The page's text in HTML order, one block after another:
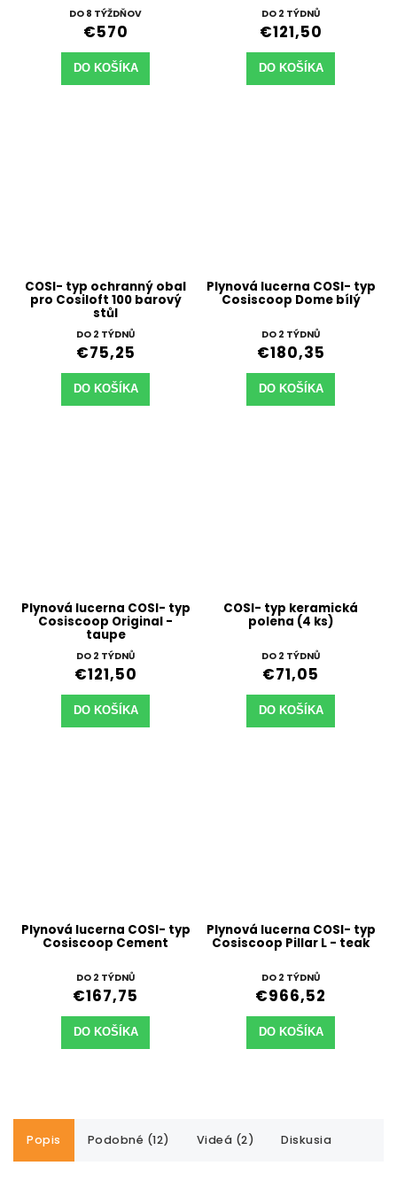
DO 8 TÝŽDŇOV
€570
DO KOŠÍKA
DO 2 TÝDNŮ
€121,50
DO KOŠÍKA
COSI- typ ochranný obal
pro Cosiloft 100 barový
stůl
DO 2 TÝDNŮ
€75,25
DO KOŠÍKA
Plynová lucerna COSI- typ
Cosiscoop Dome bílý
DO 2 TÝDNŮ
€180,35
DO KOŠÍKA
Plynová lucerna COSI- typ
Cosiscoop Original -
taupe
DO 2 TÝDNŮ
€121,50
DO KOŠÍKA
COSI- typ keramická
polena (4 ks)
DO 2 TÝDNŮ
€71,05
DO KOŠÍKA
Plynová lucerna COSI- typ
Cosiscoop Cement
DO 2 TÝDNŮ
€167,75
DO KOŠÍKA
Plynová lucerna COSI- typ
Cosiscoop Pillar L - teak
DO 2 TÝDNŮ
€966,52
DO KOŠÍKA
Popis Podobné (12) Videá (2) Diskusia